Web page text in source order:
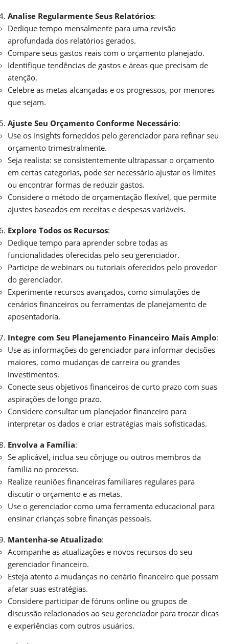
Analise Regularmente Seus Relatórios:
Dedique tempo mensalmente para uma revisão
aprofundada dos relatórios gerados.
Compare seus gastos reais com o orçamento planejado.
Identifique tendências de gastos e áreas que precisam de
atenção.
Celebre as metas alcançadas e os progressos, por menores
que sejam.
Ajuste Seu Orçamento Conforme Necessário:
Use os insights fornecidos pelo gerenciador para refinar seu
orçamento trimestralmente.
Seja realista: se consistentemente ultrapassar o orçamento
em certas categorias, pode ser necessário ajustar os limites
ou encontrar formas de reduzir gastos.
Considere o método de orçamentação flexível, que permite
ajustes baseados em receitas e despesas variáveis.
Explore Todos os Recursos:
Dedique tempo para aprender sobre todas as
funcionalidades oferecidas pelo seu gerenciador.
Participe de webinars ou tutoriais oferecidos pelo provedor
do gerenciador.
Experimente recursos avançados, como simulações de
cenários financeiros ou ferramentas de planejamento de
aposentadoria.
Integre com Seu Planejamento Financeiro Mais Amplo:
Use as informações do gerenciador para informar decisões
maiores, como mudanças de carreira ou grandes
investimentos.
Conecte seus objetivos financeiros de curto prazo com suas
aspirações de longo prazo.
Considere consultar um planejador financeiro para
interpretar os dados e criar estratégias mais sofisticadas.
Envolva a Família:
Se aplicável, inclua seu cônjuge ou outros membros da
família no processo.
Realize reuniões financeiras familiares regulares para
discutir o orçamento e as metas.
Use o gerenciador como uma ferramenta educacional para
ensinar crianças sobre finanças pessoais.
Mantenha-se Atualizado:
Acompanhe as atualizações e novos recursos do seu
gerenciador financeiro.
Esteja atento a mudanças no cenário financeiro que possam
afetar suas estratégias.
Considere participar de fóruns online ou grupos de
discussão relacionados ao seu gerenciador para trocar dicas
e experiências com outros usuários.